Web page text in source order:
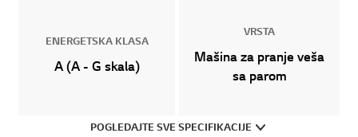
ENERGETSKA KLASA
A (A - G skala)
VRSTA
Mašina za pranje veša
sa parom
POGLEDAJTE SVE SPECIFIKACIJE